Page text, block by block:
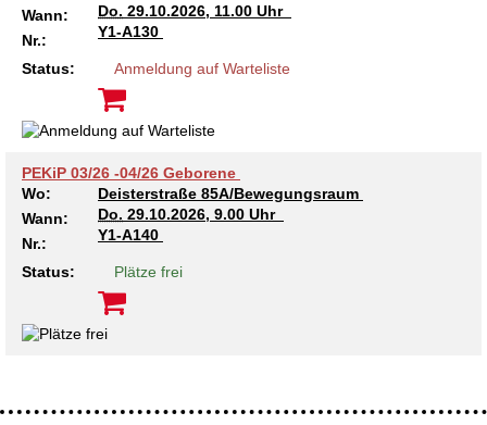
Wann:
Do. 29.10.2026, 11.00 Uhr
Nr.:
Y1-A130
Status: Anmeldung auf Warteliste
PEKiP 03/26 -04/26 Geborene
Wo:
Deisterstraße 85A/Bewegungsraum
Wann:
Do. 29.10.2026, 9.00 Uhr
Nr.:
Y1-A140
Status: Plätze frei